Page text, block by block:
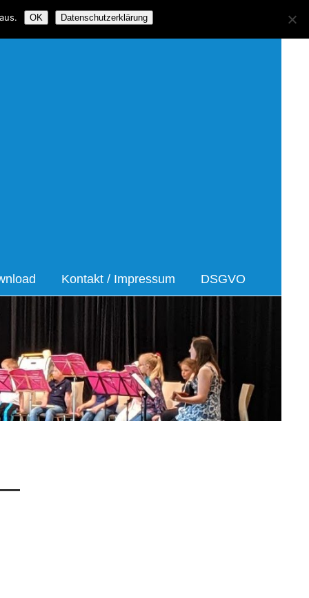
Nidderau
Kontakt / Impressum DSGVO
OK Datenschutzerklärung